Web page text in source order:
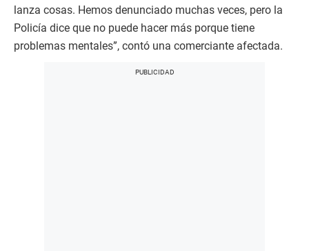
lanza cosas. Hemos denunciado muchas veces, pero la
Policía dice que no puede hacer más porque tiene
problemas mentales”, contó una comerciante afectada.